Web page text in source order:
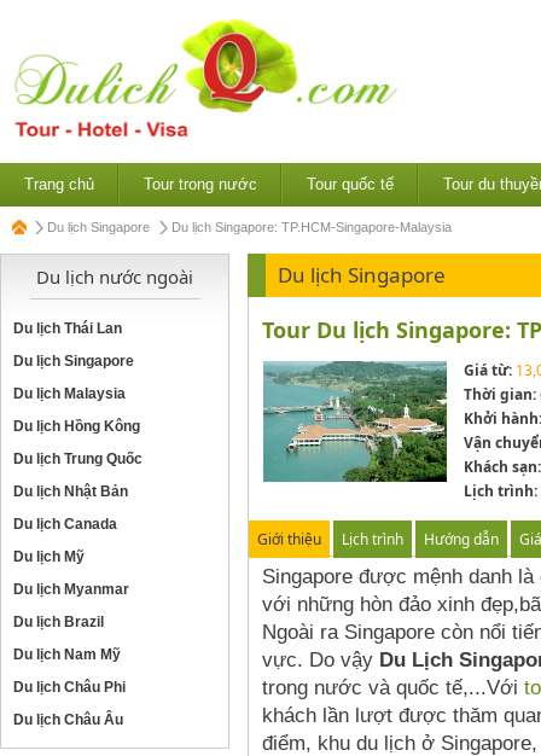
Trang chủ Tour trong nước Tour quốc tế Tour du
Du lịch Singapore Du lịch Singapore: TP.HCM-Singapore-Malaysia
Du lịch nước ngoài
Du lịch Thái Lan
Du lịch Singapore
Du lịch Malaysia
Du lịch Hồng Kông
Du lịch Trung Quốc
Du lịch Nhật Bản
Du lịch Canada
Du lịch Mỹ
Du lịch Myanmar
Du lịch Brazil
Du lịch Nam Mỹ
Du lịch Châu Phi
Du lịch Châu Âu
Du lịch Singapore
Tour Du lịch Singapore:
Giá từ:
Thời gian:
Khởi hành:
Vận
Khách sạn:
Lịch trình:
Giới thiệu Lịch trình Hướng dẫn Giá
Singapore được mệnh danh
với những hòn đảo xinh
Ngoài ra Singapore còn nổi
vực. Do vậy Du Lịch
trong nước và quốc tế,...Với
khách lần lượt được thăm
điểm, khu du lịch ở